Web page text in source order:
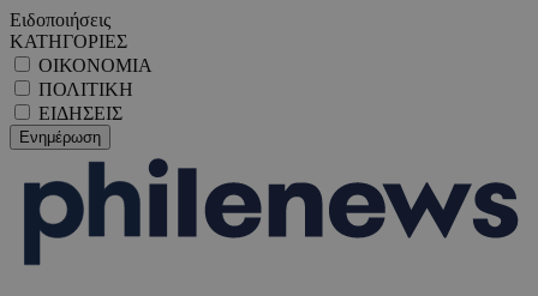
Ειδοποιήσεις
ΚΑΤΗΓΟΡΙΕΣ
ΟΙΚΟΝΟΜΙΑ
ΠΟΛΙΤΙΚΗ
ΕΙΔΗΣΕΙΣ